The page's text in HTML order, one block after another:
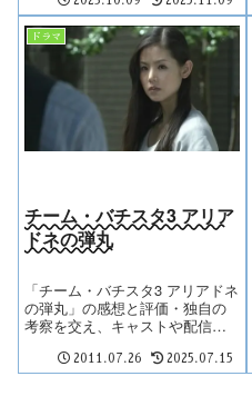
ドラマ
チーム・バチスタ3 アリア
ドネの弾丸
「チーム・バチスタ3 アリアドネ
の弾丸」の感想と評価・独自の
考察を交え、キャストや配信情
2011.07.26 2025.07.15